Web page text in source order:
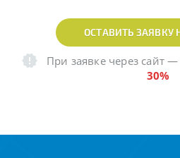
ОСТАВИТЬ ЗАЯВКУ
При заявке через сайт—
30%